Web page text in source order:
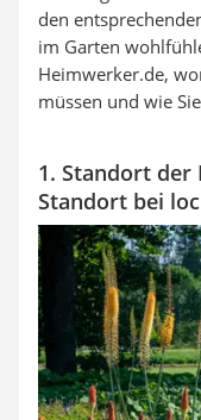
den
im Garten
Heimwerker.de,
müssen und wie
1. Standort der
Standort bei